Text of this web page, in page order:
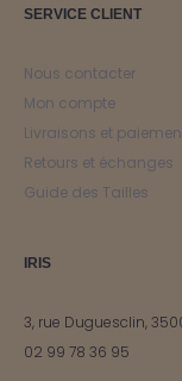
SERVICE CLIENT
Nous contacter
Mon compte
Livraisons et
Retours et échanges
Guide des Tailles
IRIS
3, rue Duguesclin,
02 99 78 36 95